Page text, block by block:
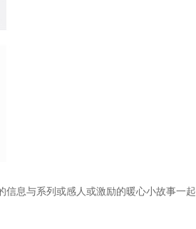
息与系列或感人或激励的暖心小故事一起